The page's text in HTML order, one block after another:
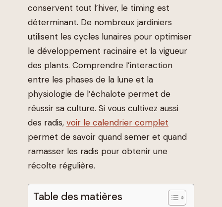
conservent tout l’hiver, le timing est
déterminant. De nombreux jardiniers
utilisent les cycles lunaires pour optimiser
le développement racinaire et la vigueur
des plants. Comprendre l’interaction
entre les phases de la lune et la
physiologie de l’échalote permet de
réussir sa culture. Si vous cultivez aussi
des radis, voir le calendrier complet
permet de savoir quand semer et quand
ramasser les radis pour obtenir une
récolte régulière.
Table des matières